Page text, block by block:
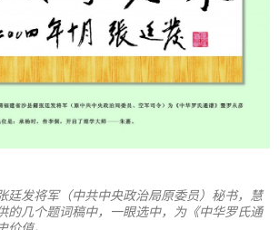
廷发将军（中共中央政治局原委员）秘书，慧
的几个题词稿中，一眼选中，为《中华罗氏通